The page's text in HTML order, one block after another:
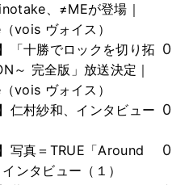
、≠MEが登場｜
vois ヴォイス）
「十勝でロックを切り拓
～ 完全版」放送決定｜
vois ヴォイス）
0
仁村紗和、インタビュー 0
】写真＝TRUE「Around
ンタビュー（１）
0